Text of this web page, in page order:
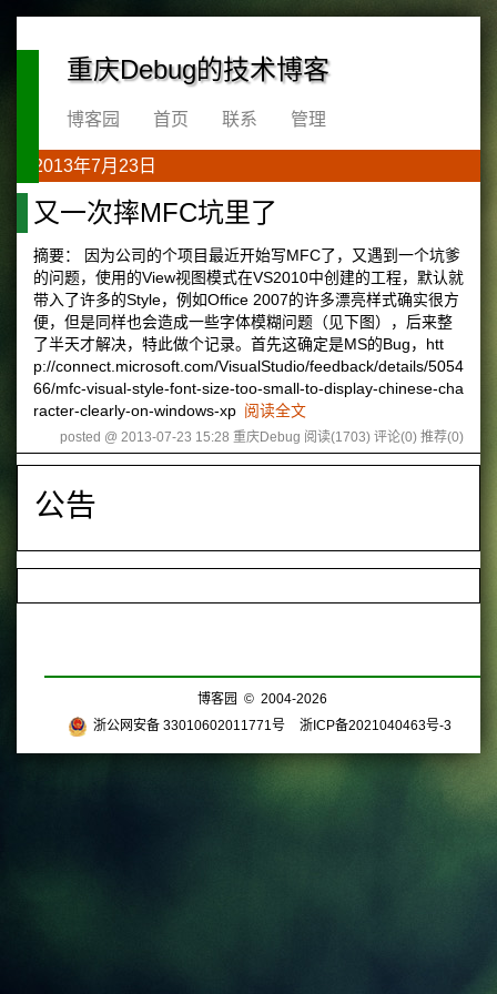
重庆Debug的技术博客
博客园 首页 联系 管理
2013年7月23日
又一次摔MFC坑里了
摘要： 因为公司的个项目最近开始写MFC了，又遇到一个坑爹
的问题，使用的View视图模式在VS2010中创建的工程，默认就
带入了许多的Style，例如Office 2007的许多漂亮样式确实很方
便，但是同样也会造成一些字体模糊问题（见下图），后来整
了半天才解决，特此做个记录。首先这确定是MS的Bug，htt
p://connect.microsoft.com/VisualStudio/feedback/details/5054
66/mfc-visual-style-font-size-too-small-to-display-chinese-cha
racter-clearly-on-windows-xp 阅读全文
posted @ 2013-07-23 15:28 重庆Debug 阅读(1703) 评论(0) 推荐(0)
公告
博客园 © 2004-2026
浙公网安备 33010602011771号
浙ICP备2021040463号-3